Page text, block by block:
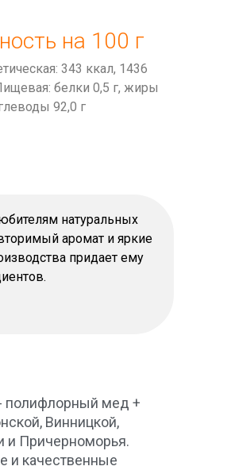
на 100 г
343 ккал, 1436
белки 0,5 г, жиры
92,0 г
натуральных
аромат и яркие
придает ему
полифлорный мед +
Винницкой,
и Причерноморья.
и качественные